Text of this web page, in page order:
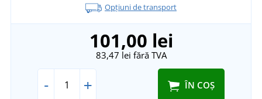
Opțiuni de transport
101,00 lei
83,47 lei fără TVA
- + ÎN COȘ